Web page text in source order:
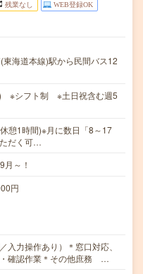
残業なし WEB登録OK
海道本線)駅から民間バス12
) ※シフト制 ※土日祝含む週5
憩1時間)※月に数日「8～17
だく可…
～！
円
入力操作あり）＊窓口対応、
確認作業＊その他庶務 …